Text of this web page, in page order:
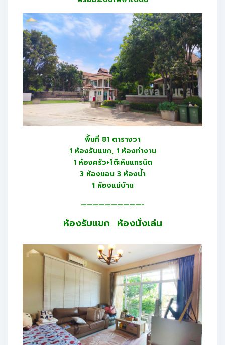
พื้นที่ 81 ตารางวา
1 ห้องรับแขก, 1 ห้องทำงาน
1 ห้องครัว+โต๊ะหินแกรนิต
3 ห้องนอน 3 ห้องน้ำ
1 ห้องแม่บ้าน
——————————-
ห้องรับแขก ห้องนั่งเล่น